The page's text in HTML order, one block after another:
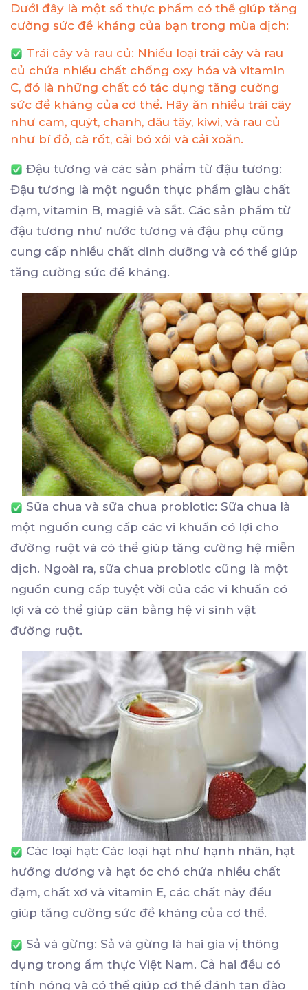
Dưới đây là một số thực phẩm có thể giúp tăng
cường sức đề kháng của bạn trong mùa dịch:
Trái cây và rau củ: Nhiều loại trái cây và rau
củ chứa nhiều chất chống oxy hóa và vitamin
C, đó là những chất có tác dụng tăng cường
sức đề kháng của cơ thể. Hãy ăn nhiều trái cây
như cam, quýt, chanh, dâu tây, kiwi, và rau củ
như bí đỏ, cà rốt, cải bó xôi và cải xoăn.
Đậu tương và các sản phẩm từ đậu tương:
Đậu tương là một nguồn thực phẩm giàu chất
đạm, vitamin B, magiê và sắt. Các sản phẩm từ
đậu tương như nước tương và đậu phụ cũng
cung cấp nhiều chất dinh dưỡng và có thể giúp
tăng cường sức đề kháng.
Sữa chua và sữa chua probiotic: Sữa chua là
một nguồn cung cấp các vi khuẩn có lợi cho
đường ruột và có thể giúp tăng cường hệ miễn
dịch. Ngoài ra, sữa chua probiotic cũng là một
nguồn cung cấp tuyệt vời của các vi khuẩn có
lợi và có thể giúp cân bằng hệ vi sinh vật
đường ruột.
Các loại hạt: Các loại hạt như hạnh nhân, hạt
hướng dương và hạt óc chó chứa nhiều chất
đạm, chất xơ và vitamin E, các chất này đều
giúp tăng cường sức đề kháng của cơ thể.
Sả và gừng: Sả và gừng là hai gia vị thông
dụng trong ẩm thực Việt Nam. Cả hai đều có
tính nóng và có thể giúp cơ thể đánh tan đào